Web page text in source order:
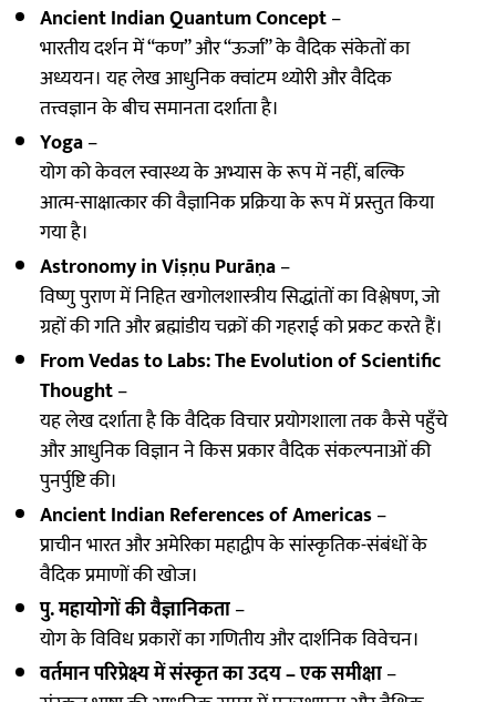
Ancient Indian Quantum Concept–
भारतीय दर्शन में “कण” और “ऊर्जा” के वैदिक संकेतों का
अध्ययन। यह लेख आधुनिक क्वांटम थ्योरी और वैदिक
तत्त्वज्ञान के बीच समानता दर्शाता है।
Yoga–
योग को केवल स्वास्थ्य के अभ्यास के रूप में नहीं, बल्कि
आत्म-साक्षात्कार की वैज्ञानिक प्रक्रिया के रूप में प्रस्तुत किया
गया है।
Astronomy in Viṣṇu Purāṇa–
विष्णु पुराण में निहित खगोलशास्त्रीय सिद्धांतों का विश्लेषण, जो
ग्रहों की गति और ब्रह्मांडीय चक्रों की गहराई को प्रकट करते हैं।
From Vedas to Labs: The Evolution of Scientific
Thought–
यह लेख दर्शाता है कि वैदिक विचार प्रयोगशाला तक कैसे पहुँचे
और आधुनिक विज्ञान ने किस प्रकार वैदिक संकल्पनाओं की
पुनर्पुष्टि की।
Ancient Indian References of Americas–
प्राचीन भारत और अमेरिका महाद्वीप के सांस्कृतिक-संबंधों के
वैदिक प्रमाणों की खोज।
पु. महायोगों की वैज्ञानिकता–
योग के विविध प्रकारों का गणितीय और दार्शनिक विवेचन।
वर्तमान परिप्रेक्ष्य में संस्कृत का उदय – एक समीक्षा–